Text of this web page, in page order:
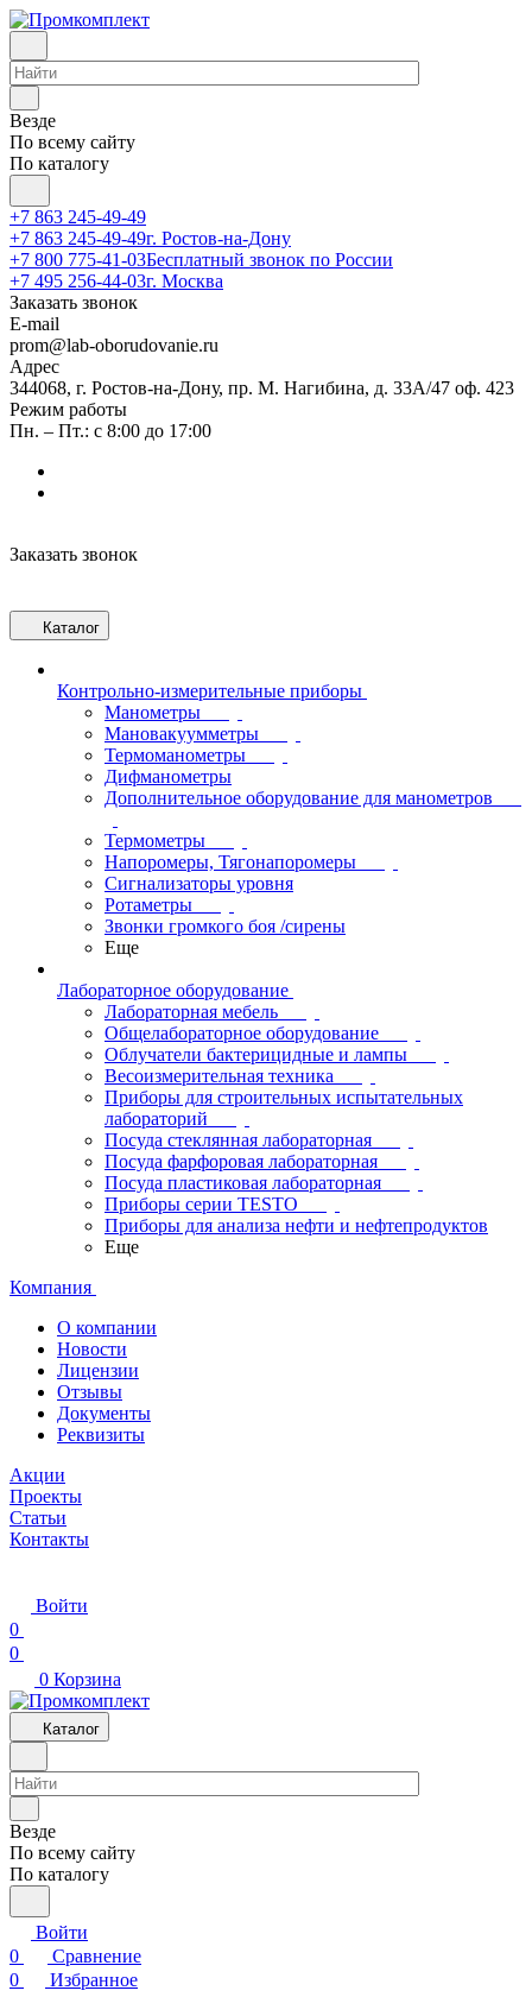
Везде
По всему сайту
По каталогу
+7 863 245-49-49
+7 863 245-49-49г. Ростов-на-Дону
+7 800 775-41-03Бесплатный звонок по России
+7 495 256-44-03г. Москва
Заказать звонок
E-mail
prom@lab-oborudovanie.ru
Адрес
344068, г. Ростов-на-Дону, пр. М. Нагибина, д. 33А/47 оф. 423
Режим работы
Пн. – Пт.: с 8:00 до 17:00
Заказать звонок
Каталог
Контрольно-измерительные приборы
Манометры
Мановакуумметры
Термоманометры
Дифманометры
Дополнительное оборудование для манометров
Термометры
Напоромеры, Тягонапоромеры
Сигнализаторы уровня
Ротаметры
Звонки громкого боя /сирены
Еще
Лабораторное оборудование
Лабораторная мебель
Общелабораторное оборудование
Облучатели бактерицидные и лампы
Весоизмерительная техника
Приборы для строительных испытательных
лабораторий
Посуда стеклянная лабораторная
Посуда фарфоровая лабораторная
Посуда пластиковая лабораторная
Приборы серии TESTO
Приборы для анализа нефти и нефтепродуктов
Еще
Компания
О компании
Новости
Лицензии
Отзывы
Документы
Реквизиты
Акции
Проекты
Статьи
Контакты
Войти
0
0
0 Корзина
Каталог
Везде
По всему сайту
По каталогу
Войти
0
Сравнение
0
Избранное